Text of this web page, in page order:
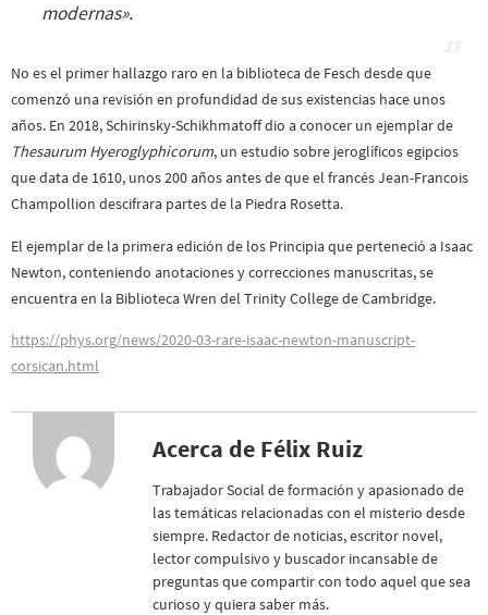
modernas».
No es el primer hallazgo raro en la biblioteca de Fesch desde que
comenzó una revisión en profundidad de sus existencias hace unos
años. En 2018, Schirinsky-Schikhmatoff dio a conocer un ejemplar de
Thesaurum Hyeroglyphicorum, un estudio sobre jeroglíficos egipcios
que data de 1610, unos 200 años antes de que el francés Jean-Francois
Champollion descifrara partes de la Piedra Rosetta.
El ejemplar de la primera edición de los Principia que perteneció a Isaac
Newton, conteniendo anotaciones y correcciones manuscritas, se
encuentra en la Biblioteca Wren del Trinity College de Cambridge.
https://phys.org/news/2020-03-rare-isaac-newton-manuscript-
corsican.html
Acerca de Félix Ruiz
Trabajador Social de formación y apasionado de
las temáticas relacionadas con el misterio desde
siempre. Redactor de noticias, escritor novel,
lector compulsivo y buscador incansable de
preguntas que compartir con todo aquel que sea
curioso y quiera saber más.